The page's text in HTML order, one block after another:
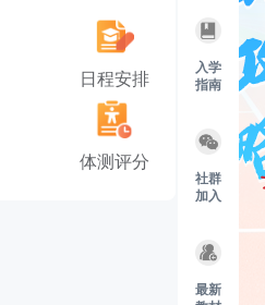
入学
指南
社群
加入
最新
日程安排
体测评分